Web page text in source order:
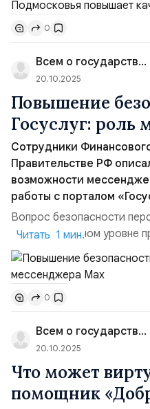
повысить точность
комфорт для жителей
на портале было успешно
миллионов документ...
0
Всем о государственном управле...
20.10.2025
Повышение
Госуслуг: роль
Сотрудники
Правительстве РФ
возможности
работы с порталом
Вопрос безопасности
государственном уровне
значимость в цифровую
играет ключевую роль в
электронных услуг, однако
конфиденциальной
проблемой. Одним из
мессенджер Max — это
Читать 1 мин.
0
Всем о государственном управле...
20.10.2025
Что может
помощник